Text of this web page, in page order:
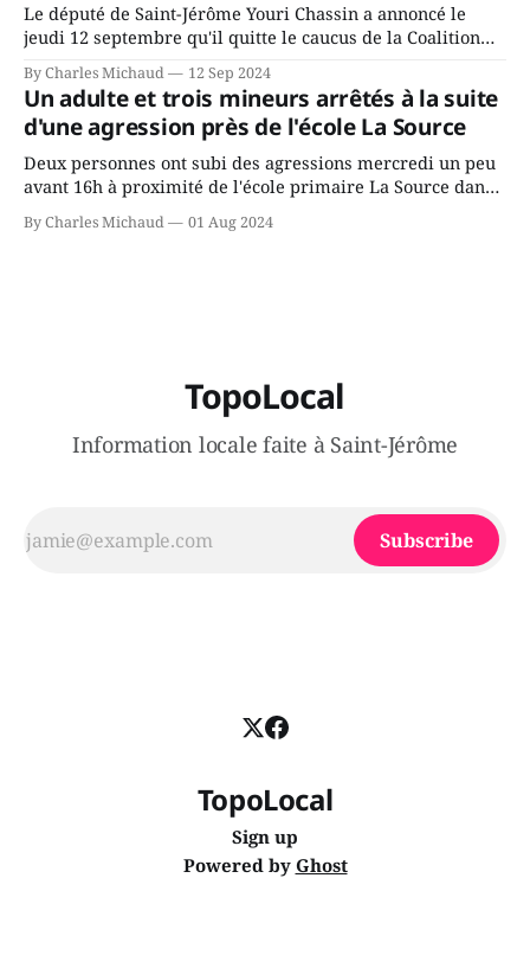
Le député de Saint-Jérôme Youri Chassin a annoncé le
jeudi 12 septembre qu'il quitte le caucus de la Coalition
Avenir Québec de François Legault parce qu'il est déçu du
gouvernement de la CAQ, surtout de son incapacité, qu'il
juge chronique, à offrir des
By Charles Michaud 12 Sep 2024
Un adulte et trois mineurs arrêtés à la suite
d'une agression près de l'école La Source
Deux personnes ont subi des agressions mercredi un peu
avant 16h à proximité de l'école primaire La Source dans
le secteur Bellefeuille de Saint-Jérôme. L'une de deux
victimes aurait été écrasée sous un véhicule et aspergée
By Charles Michaud 01 Aug 2024
TopoLocal
Information locale faite à Saint-Jérôme
Subscribe
TopoLocal
Sign up
Powered by Ghost